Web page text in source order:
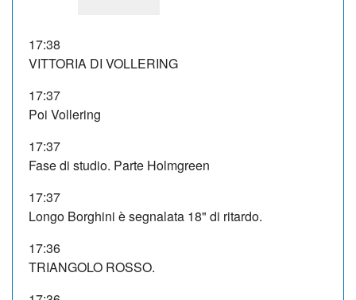
17:38
VITTORIA DI VOLLERING
17:37
Poi Vollering
17:37
Fase di studio. Parte Holmgreen
17:37
Longo Borghini è segnalata 18" di ritardo.
17:36
TRIANGOLO ROSSO.